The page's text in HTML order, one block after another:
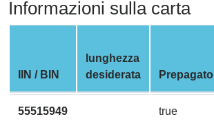
Checker
CC
Generator
from
Banks
Informazioni sulla carta
IIN / BIN
lunghezza
desiderata
Prepagato
55515949 true